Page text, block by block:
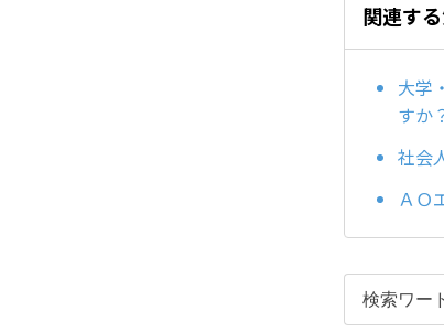
関連す
大学
すか
社会
ＡＯ